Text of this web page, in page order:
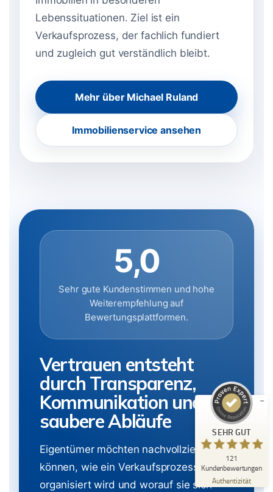
Lebenssituationen. Ziel ist ein
Verkaufsprozess, der fachlich fundiert
und zugleich gut verständlich bleibt.
Mehr über Michael Ruland
Immobilienservice ansehen
5,0
Sehr gute Kundenstimmen und hohe
Weiterempfehlung auf
Bewertungsplattformen.
Vertrauen entsteht
durch Transparenz,
Kommunikation und
saubere Abläufe
Eigentümer möchten nachvollziehen
können, wie ein Verkaufsprozess
organisiert wird und worauf sie sich
SEHR GUT
121
Kundenbewertungen
Authentizität
Kundenbewertungen und Erfahrungen zu
Immobilienmakler Michael Ruland
ProvenExpert.com
5,00
/
5,00
18
Bewertungen auf
ProvenExpert.com
103
Bewertungen von
4
Blick aufs ProvenExpert-Profil werfen
06.08.2026